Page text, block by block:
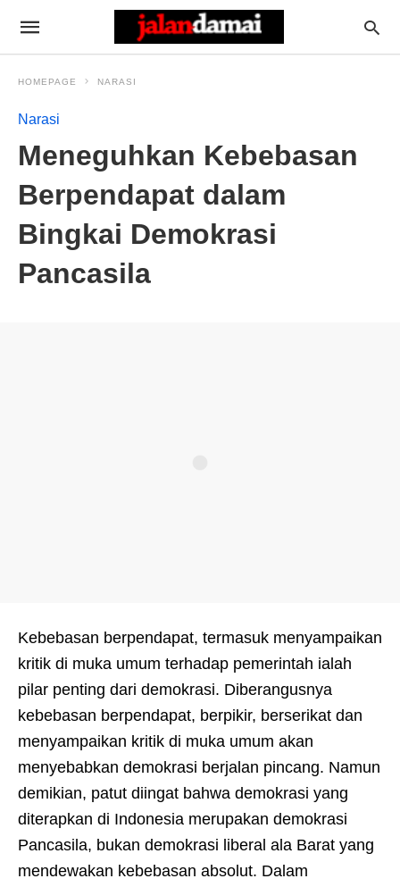
HOMEPAGE NARASI
Narasi
Meneguhkan Kebebasan
Berpendapat dalam
Bingkai Demokrasi
Pancasila
Kebebasan berpendapat, termasuk menyampaikan
kritik di muka umum terhadap pemerintah ialah
pilar penting dari demokrasi. Diberangusnya
kebebasan berpendapat, berpikir, berserikat dan
menyampaikan kritik di muka umum akan
menyebabkan demokrasi berjalan pincang. Namun
demikian, patut diingat bahwa demokrasi yang
diterapkan di Indonesia merupakan demokrasi
Pancasila, bukan demokrasi liberal ala Barat yang
mendewakan kebebasan absolut. Dalam